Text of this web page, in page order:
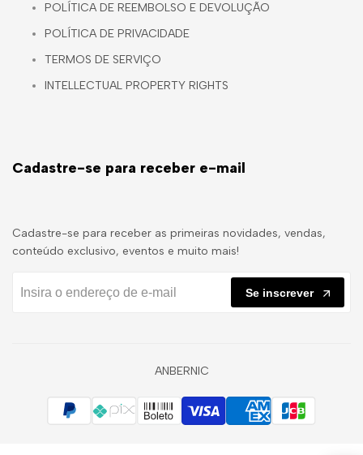
POLÍTICA DE REEMBOLSO E DEVOLUÇÃO
POLÍTICA DE PRIVACIDADE
TERMOS DE SERVIÇO
INTELLECTUAL PROPERTY RIGHTS
Cadastre-se para receber e-mail
Cadastre-se para receber as primeiras novidades, vendas,
conteúdo exclusivo, eventos e muito mais!
Se inscrever
ANBERNIC